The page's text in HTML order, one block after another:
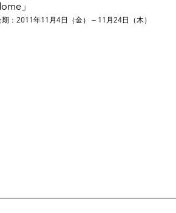
」
期：2011年11月4日（金） — 11月24日（木）